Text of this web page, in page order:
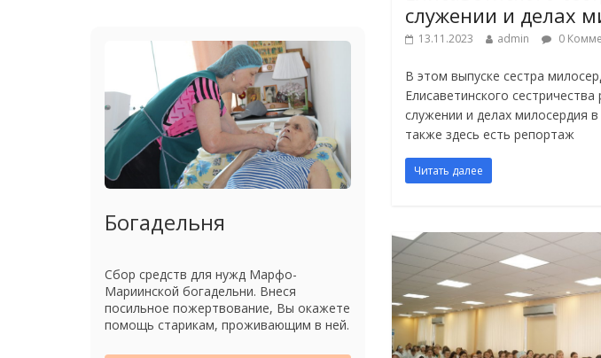
служении и делах
13.11.2023 admin 0
В этом выпуске сестра
Елисаветинского сестричества
служении и делах милосердия
также здесь есть репортаж
Читать далее
Богадельня
Сбор средств для нужд Марфо-
Мариинской богадельни. Внеся
посильное пожертвование, Вы окажете
помощь старикам, проживающим в ней.